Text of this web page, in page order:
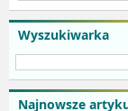
Wyszukiwarka
Najnowsze